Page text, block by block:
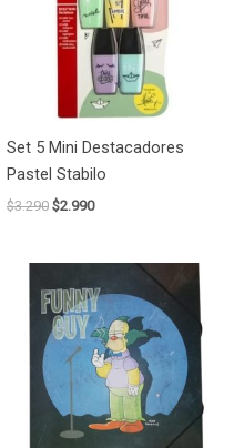
Set 5 Mini Destacadores
Pastel Stabilo
$3.290 $2.990